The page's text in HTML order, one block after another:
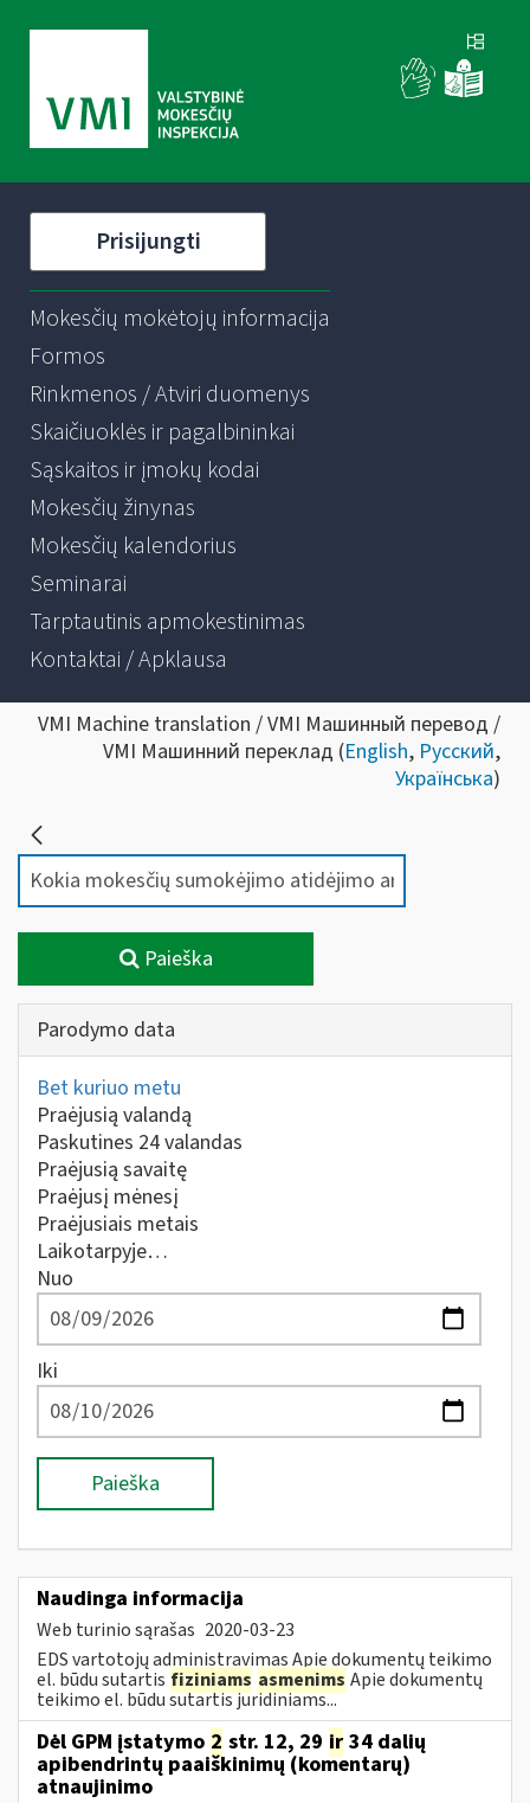
Prisijungti
Mokesčių mokėtojų informacija
Formos
Rinkmenos / Atviri duomenys
Skaičiuoklės ir pagalbininkai
Sąskaitos ir įmokų kodai
Mokesčių žinynas
Mokesčių kalendorius
Seminarai
Tarptautinis apmokestinimas
Kontaktai / Apklausa
VMI Machine translation / VMI Машинный перевод /
VMI Машинний переклад (English, Русский,
Українська)
Paieška
Parodymo data
Bet kuriuo metu
Praėjusią valandą
Paskutines 24 valandas
Praėjusią savaitę
Praėjusį mėnesį
Praėjusiais metais
Laikotarpyje…
Nuo
Iki
Paieška
Naudinga informacija
Web turinio sąrašas 2020-03-23
EDS vartotojų administravimas Apie dokumentų teikimo
el. būdu sutartis fiziniams asmenims Apie dokumentų
teikimo el. būdu sutartis juridiniams...
Dėl GPM įstatymo 2 str. 12, 29 ir 34 dalių
apibendrintų paaiškinimų (komentarų)
atnaujinimo